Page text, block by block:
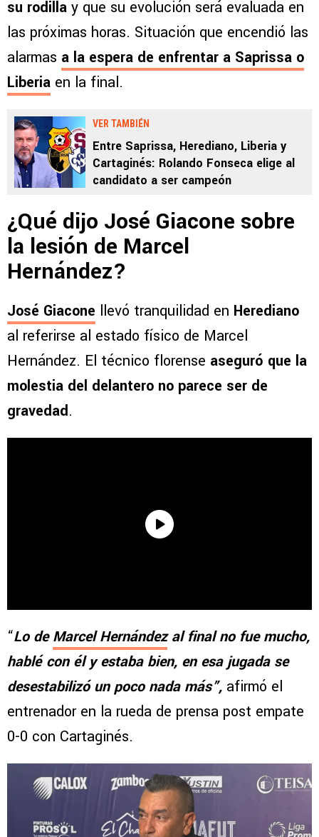
su rodilla y que su evolución será evaluada en
las próximas horas. Situación que encendió las
alarmas a la espera de enfrentar a Saprissa o
Liberia en la final.
VER TAMBIÉN
Entre Saprissa, Herediano, Liberia y
Cartaginés: Rolando Fonseca elige al
candidato a ser campeón
¿Qué dijo José Giacone sobre
la lesión de Marcel
Hernández?
José Giacone llevó tranquilidad en Herediano
al referirse al estado físico de Marcel
Hernández. El técnico florense aseguró que la
molestia del delantero no parece ser de
gravedad.
“Lo deMarcel Hernándezal final no fue mucho,
hablé con él y estaba bien, en esa jugada se
desestabilizó un poco nada más”, afirmó el
entrenador en la rueda de prensa post empate
0-0 con Cartaginés.